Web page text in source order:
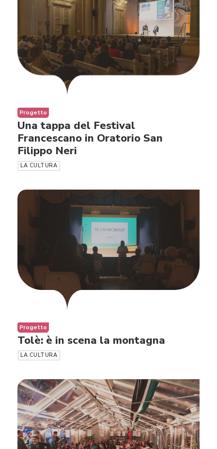
Progetto
Una tappa del Festival
Francescano in Oratorio San
Filippo Neri
LA CULTURA
Progetto
Tolè: è in scena la montagna
LA CULTURA